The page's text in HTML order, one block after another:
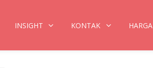
INSIGHT KONTAK HARGA